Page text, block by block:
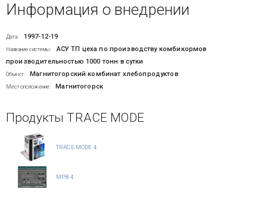
Информация о внедрении
Дата: 1997-12-19
Название системы:
АСУ ТП цеха по производству комбикормов
производительностью 1000 тонн в сутки
Объект: Магнитогорский комбинат хлебопродуктов
Местоположение: Магнитогорск
Продукты TRACE MODE
TRACE MODE 4
МРВ 4